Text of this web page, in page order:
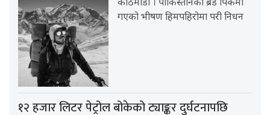
काठमाडौं । पाकिस्तानको ब्रड पिकमा
गएको भीषण हिमपहिरोमा परी निधन
१२ हजार लिटर पेट्रोल बोकेको ट्याङ्कर दुर्घटनापछि